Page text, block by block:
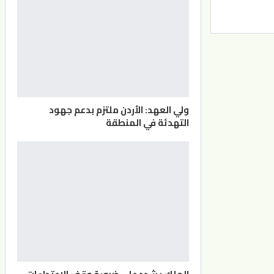
ولي العهد: الأردن ملتزم بدعم جهود
التهدئة في المنطقة